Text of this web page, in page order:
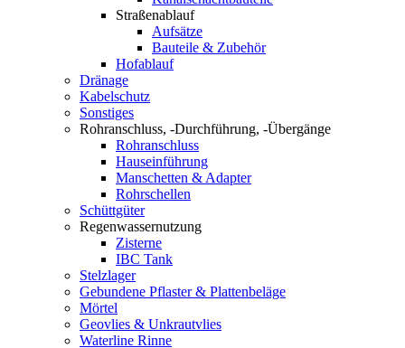
Straßenablauf
Aufsätze
Bauteile & Zubehör
Hofablauf
Dränage
Kabelschutz
Sonstiges
Rohranschluss, -Durchführung, -Übergänge
Rohranschluss
Hauseinführung
Manschetten & Adapter
Rohrschellen
Schüttgüter
Regenwassernutzung
Zisterne
IBC Tank
Stelzlager
Gebundene Pflaster & Plattenbeläge
Mörtel
Geovlies & Unkrautvlies
Waterline Rinne